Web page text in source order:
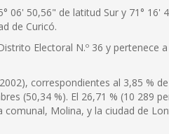
06' 50,56" de latitud Sur y 71° 16'
de Curicó.
Electoral N.º 36 y pertenece a
correspondientes al 3,85 %
(50,34 %). El 26,71 % (10 289
Molina, y la ciudad de